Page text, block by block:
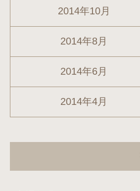
2014年10月
2014年8月
2014年6月
2014年4月